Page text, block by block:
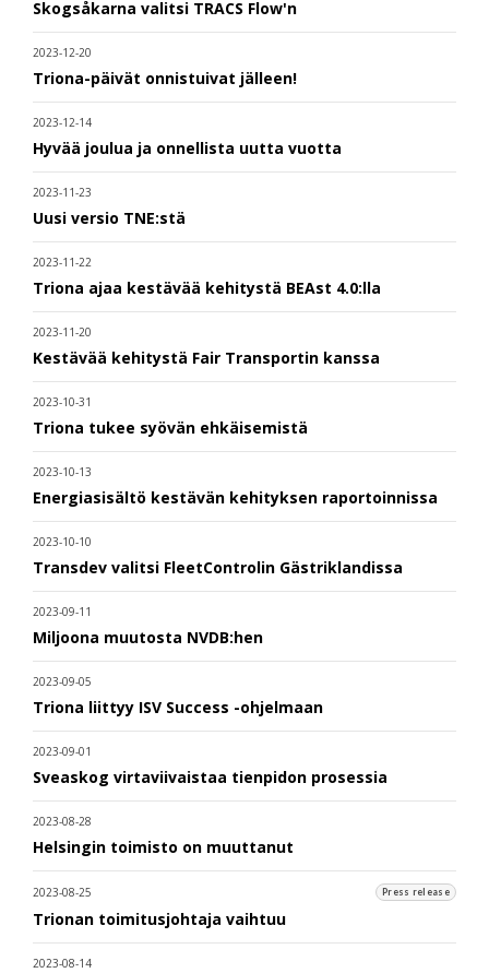
Skogsåkarna valitsi TRACS Flow'n
2023-12-20
Triona-päivät onnistuivat jälleen!
2023-12-14
Hyvää joulua ja onnellista uutta vuotta
2023-11-23
Uusi versio TNE:stä
2023-11-22
Triona ajaa kestävää kehitystä BEAst 4.0:lla
2023-11-20
Kestävää kehitystä Fair Transportin kanssa
2023-10-31
Triona tukee syövän ehkäisemistä
2023-10-13
Energiasisältö kestävän kehityksen raportoinnissa
2023-10-10
Transdev valitsi FleetControlin Gästriklandissa
2023-09-11
Miljoona muutosta NVDB:hen
2023-09-05
Triona liittyy ISV Success -ohjelmaan
2023-09-01
Sveaskog virtaviivaistaa tienpidon prosessia
2023-08-28
Helsingin toimisto on muuttanut
2023-08-25 Press release
Trionan toimitusjohtaja vaihtuu
2023-08-14